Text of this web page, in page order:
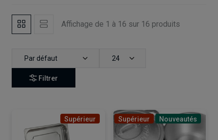
Affichage de 1 à 16 sur 16 produits
Par défaut 24
Filtrer
Supérieur Supérieur Nouveautés